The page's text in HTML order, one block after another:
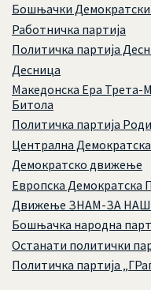
Бошњачки Демократски
Работничка партија
Политичка партија
Десница
Македонска Ера Трета-
Битола
Политичка партија
Централна Демократска
Демократско движење
Европска Демократска
Движење ЗНАМ-ЗА
Бошњачка народна
Останати политички
Политичка партија